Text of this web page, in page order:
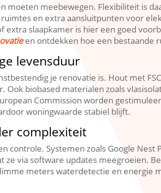
moeten meebewegen.​ Flexibiliteit is
en extra aansluitpunten voor
slaapkamer is hier een goed
en ontdekken hoe een bestaande
levensduur
je renovatie is.​ Hout met
biobased materialen zoals
Commission worden
woningwaarde stabiel blijft.​
complexiteit
controle.​ Systemen zoals Google
via software updates meegroeien.​
meters waterdetectie en energie